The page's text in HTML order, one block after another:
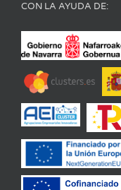
CON LA AYUDA DE: